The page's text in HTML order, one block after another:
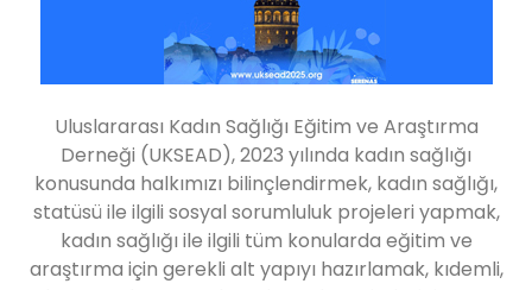
Uluslararası Kadın Sağlığı Eğitim ve Araştırma
Derneği (UKSEAD), 2023 yılında kadın sağlığı
konusunda halkımızı bilinçlendirmek, kadın sağlığı,
statüsü ile ilgili sosyal sorumluluk projeleri yapmak,
kadın sağlığı ile ilgili tüm konularda eğitim ve
araştırma için gerekli alt yapıyı hazırlamak, kıdemli,